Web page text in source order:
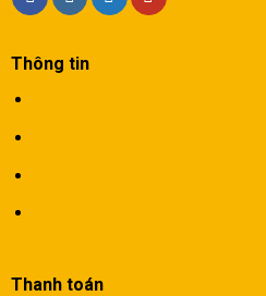
Thông tin
Thanh toán